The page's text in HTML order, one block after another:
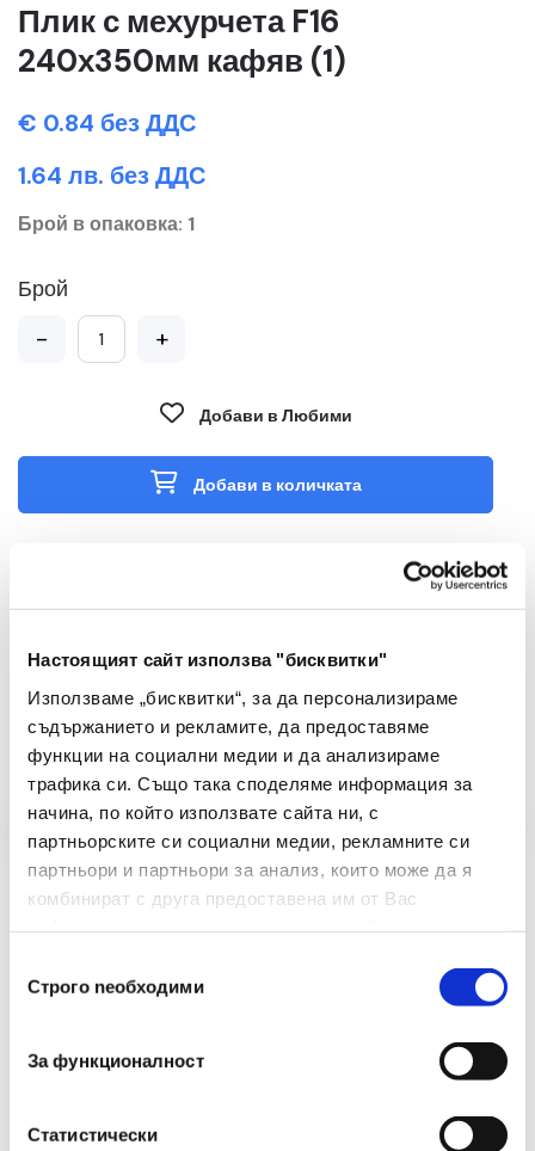
Настоящият сайт използва "бисквитки"
Използваме „бисквитки“, за да персонализираме
съдържанието и рекламите, да предоставяме
функции на социални медии и да анализираме
трафика си. Също така споделяме информация за
начина, по който използвате сайта ни, с
партньорските си социални медии, рекламните си
партньори и партньори за анализ, които може да я
комбинират с друга предоставена им от Вас
наСтрого nеобходими
За функционалност
Статистически
Плик с мехурчета F16
240х350мм кафяв (1)
€ 0.84 без ДДС
1.64 лв. без ДДС
Брой в опаковка: 1
Брой
- +
Добави в Любими
Добави в количката
Препоръчани Продукти